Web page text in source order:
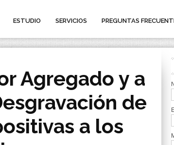
ESTUDIO SERVICIOS PREGUNTAS
Agregado y a
de
a los